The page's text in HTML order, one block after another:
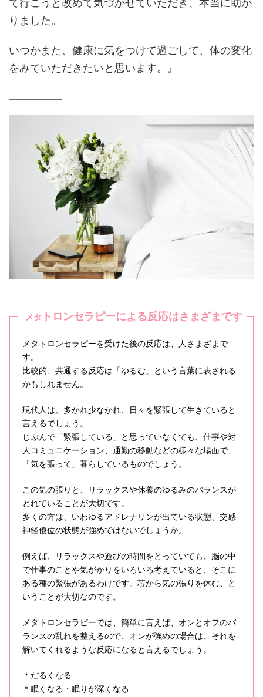
て行こうと改めて気づかせていただき、本当に助か
りました。
いつかまた、健康に気をつけて過ごして、体の変化
をみていただきたいと思います。』
メタ トロンセラピーによる反応はさまざまです
メタトロンセラピーを受けた後の反応は、人さまざまで
す。
比較的、共通する反応は「ゆるむ」という言葉に表される
かもしれません。
現代人は、多かれ少なかれ、日々を緊張して生きていると
言えるでしょう。
じぶんで「緊張している」と思っていなくても、仕事や対
人コミュニケーション、通勤の移動などの様々な場面で、
「気を張って」暮らしているものでしょう。
この気の張りと、リラックスや休養のゆるみのバランスが
とれていることが大切です。
多くの方は、いわゆるアドレナリンが出ている状態、交感
神経優位の状態が強めではないでしょうか。
例えば、リラックスや遊びの時間をとっていても、脳の中
で仕事のことや気がかりをいろいろ考えていると、そこに
ある種の緊張があるわけです。芯から気の張りを休む、と
いうことが大切なのです。
メタトロンセラピーでは、簡単に言えば、オンとオフのバ
ランスの乱れを整えるので、オンが強めの場合は、それを
解いてくれるような反応になると言えるでしょう。
＊だるくなる
＊眠くなる・眠りが深くなる